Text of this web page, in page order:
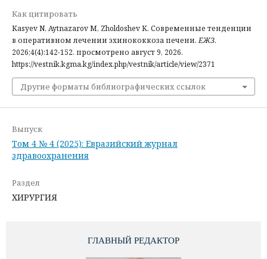
Как цитировать
Kasyev N, Aytnazarov M, Zholdoshev K. Современные тенденции
в оперативном лечении эхинококкоза печени. ЕЖЗ.
2026;4(4):142-152. просмотрено август 9, 2026.
https://vestnik.kgma.kg/index.php/vestnik/article/view/2371
Другие форматы библиографических ссылок
Выпуск
Том 4 № 4 (2025): Евразийский журнал
здравоохранения
Раздел
ХИРУРГИЯ
ГЛАВНЫЙ РЕДАКТОР